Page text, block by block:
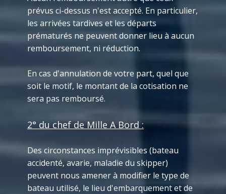
prévus ci-dessus n'est accepté. En particulier,
les arrivées tardives et les départs
prématurés ne peuvent donner lieu à aucun
remboursement, ni réduction.
En cas d'annulation de votre part, quel que
soit le motif, le montant de la cotisation ne
sera pas remboursé.
2° du chef de Mille A Bord :
Des circonstances imprévisibles (bateau
accidenté, avarie, maladie du skipper)
peuvent nous amener à modifier le type de
bateau utilisé, le lieu d'embarquement et de